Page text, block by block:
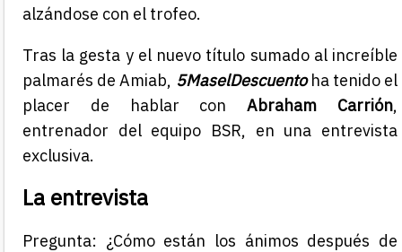
alzándose con el trofeo.
Tras la gesta y el nuevo título sumado al increíble
palmarés de Amiab, 5MaselDescuentoha tenido el
placer de hablar conAbraham Carrión,
entrenador del equipo BSR, en una entrevista
exclusiva.
La entrevista
Pregunta: ¿Cómo están los ánimos después de